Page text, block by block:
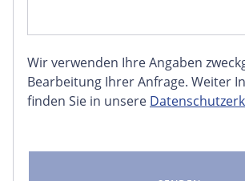
Wir verwenden Ihre Angaben
Bearbeitung Ihrer Anfrage. Weiter
finden Sie in unsere
FACEBOOK